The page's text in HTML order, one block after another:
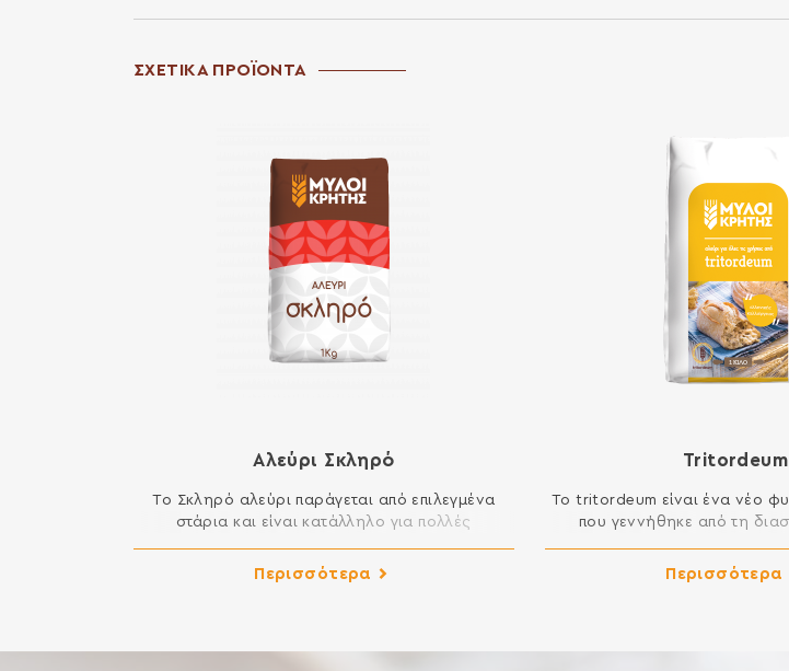
ΣΧΕΤΙΚΑ ΠΡΟΪΟΝΤΑ
Αλεύρι Σκληρό
Το Σκληρό αλεύρι παράγεται από επιλεγμένα
στάρια και είναι κατάλληλο για πολλές
ζαχαροπλαστικής στην κουζίνα σας. Μπορείτε να
ΑΛΕΥΡΙ ΚΑΤΗΓΟΡΙΑΣ Μ ΑΠΟ ΜΑΛΑΚΟ ΣΙΤΑΡΙ
Περισσότερα
Tritordeum
Το tritordeum είναι ένα νέο
που γεννήθηκε από τη
Περιέχει γλουτένηΠερισσότερα